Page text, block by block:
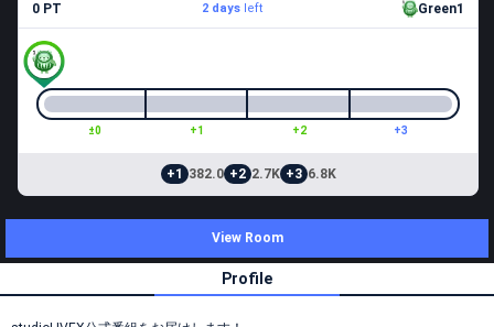
0 PT 2 daysleft Green1
±0 +1 +2 +3
+1 382.0 +2 2.7K +3 6.8K
View Room
Profile